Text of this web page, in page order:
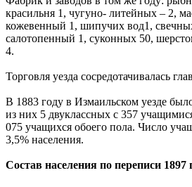
красильня 1, чугуно- литейных – 2,
кожевенный 1, шипучих вод1,
салотопенный 1, суконных 50,
4.
Торговля уезда сосредотачивалась
В 1883 году в Измаильском уезде
из них 5 двуклассных с 357
075 учащихся обоего пола. Число
3,5% населения.
Состав населения по переписи 1897